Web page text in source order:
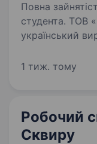
Повна
студента. ТОВ «Бастіон-БЦ» — провідний
український
10ти років. Ми
1 тиж. тому
Робочий
Сквиру